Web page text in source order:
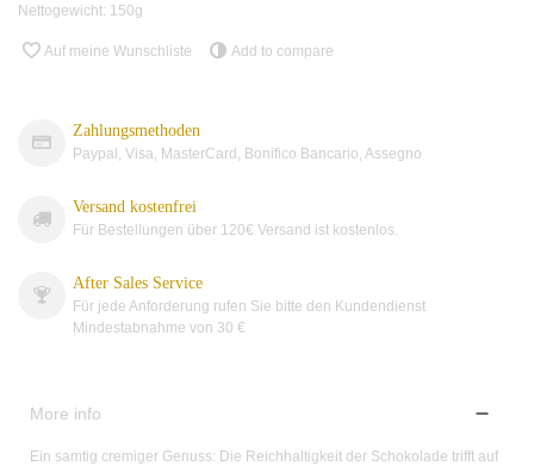
Nettogewicht: 150g
Auf meine Wunschliste Add to compare
Zahlungsmethoden
Paypal, Visa, MasterCard, Bonifico Bancario, Assegno
Versand kostenfrei
Für Bestellungen über 120€ Versand ist kostenlos.
After Sales Service
Für jede Anforderung rufen Sie bitte den Kundendienst
Mindestabnahme von 30 €
More info
Ein samtig cremiger Genuss: Die Reichhaltigkeit der Schokolade trifft auf